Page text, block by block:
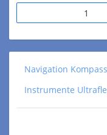
Navigation
Instrumente